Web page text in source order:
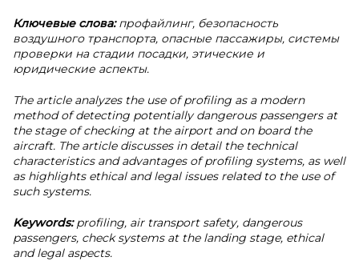
Ключевые слова:профайлинг, безопасность
воздушного транспорта, опасные пассажиры, системы
проверки на стадии посадки, этические и
юридические аспекты.
The article analyzes the use of profiling as a modern
method of detecting potentially dangerous passengers at
the stage of checking at the airport and on board the
aircraft. The article discusses in detail the technical
characteristics and advantages of profiling systems, as well
as highlights ethical and legal issues related to the use of
such systems.
Keywords:profiling, air transport safety, dangerous
passengers, check systems at the landing stage, ethical
and legal aspects.